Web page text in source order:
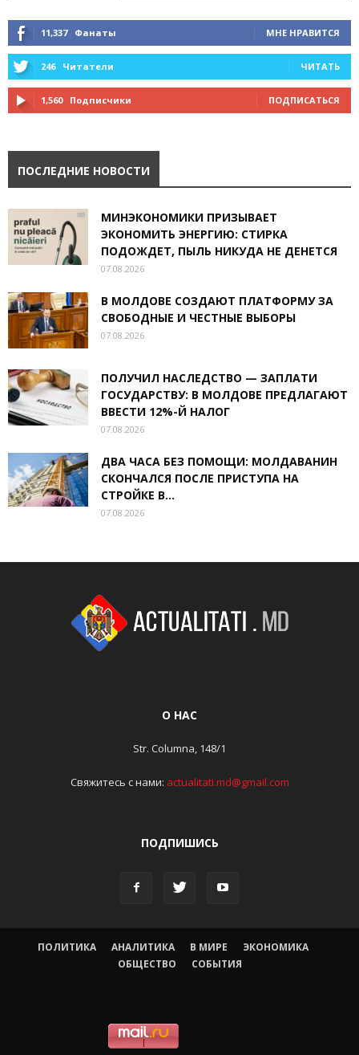
11,337 Фанаты МНЕ НРАВИТСЯ
246 Читатели ЧИТАТЬ
1,560 Подписчики ПОДПИСАТЬСЯ
ПОСЛЕДНИЕ НОВОСТИ
МИНЭКОНОМИКИ ПРИЗЫВАЕТ
ЭКОНОМИТЬ ЭНЕРГИЮ: СТИРКА
ПОДОЖДЕТ, ПЫЛЬ НИКУДА НЕ ДЕНЕТСЯ
07.08.2026
В МОЛДОВЕ СОЗДАЮТ ПЛАТФОРМУ ЗА
СВОБОДНЫЕ И ЧЕСТНЫЕ ВЫБОРЫ
07.08.2026
ПОЛУЧИЛ НАСЛЕДСТВО — ЗАПЛАТИ
ГОСУДАРСТВУ: В МОЛДОВЕ ПРЕДЛАГАЮТ
ВВЕСТИ 12%-Й НАЛОГ
07.08.2026
ДВА ЧАСА БЕЗ ПОМОЩИ: МОЛДАВАНИН
СКОНЧАЛСЯ ПОСЛЕ ПРИСТУПА НА
СТРОЙКЕ В...
07.08.2026
О НАС
Str. Columna, 148/1
Свяжитесь с нами: actualitati.md@gmail.com
ПОДПИШИСЬ
ПОЛИТИКА АНАЛИТИКА В МИРЕ
ЭКОНОМИКА
ОБЩЕСТВО
СОБЫТИЯ